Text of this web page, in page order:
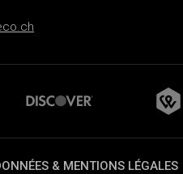
& MENTIONS LÉGALES